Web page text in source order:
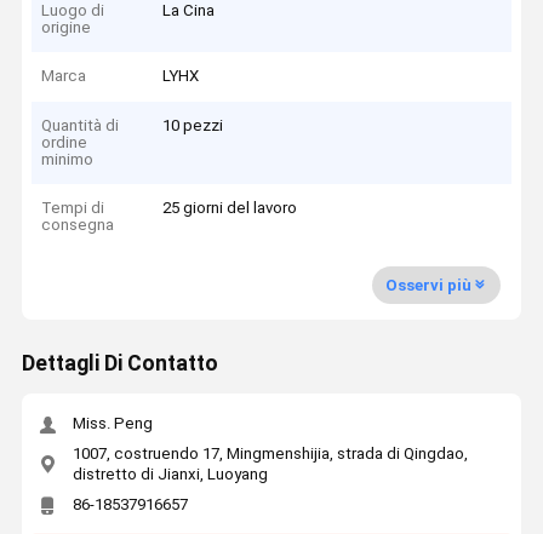
Luogo di
origine
La Cina
Marca LYHX
Quantità di
ordine
minimo
10 pezzi
Tempi di
consegna
25 giorni del lavoro
Osservi più
Dettagli Di Contatto
Miss. Peng
1007, costruendo 17, Mingmenshijia, strada di Qingdao,
distretto di Jianxi, Luoyang
86-18537916657